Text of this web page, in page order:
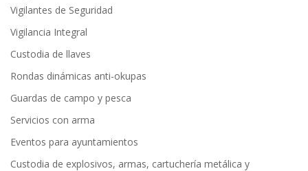
Vigilantes de Seguridad
Vigilancia Integral
Custodia de llaves
Rondas dinámicas anti-okupas
Guardas de campo y pesca
Servicios con arma
Eventos para ayuntamientos
Custodia de explosivos, armas, cartuchería metálica y